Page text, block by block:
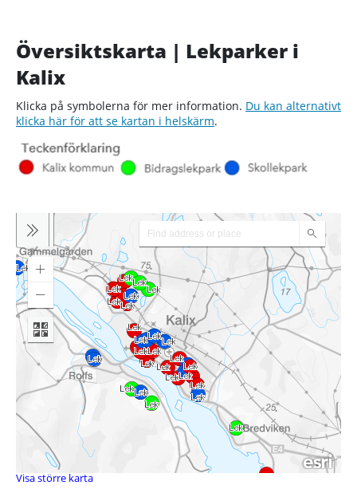
Översiktskarta | Lekparker i
Kalix
Klicka på symbolerna för mer information. Du kan alternativt
klicka här för att se kartan i helskärm.
Visa större karta